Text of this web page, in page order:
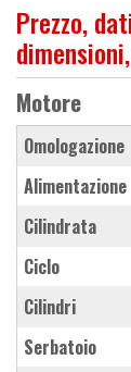
Prezzo,
Motore
Omologazione
Alimentazione
Cilindrata
Ciclo
Cilindri
Serbatoio